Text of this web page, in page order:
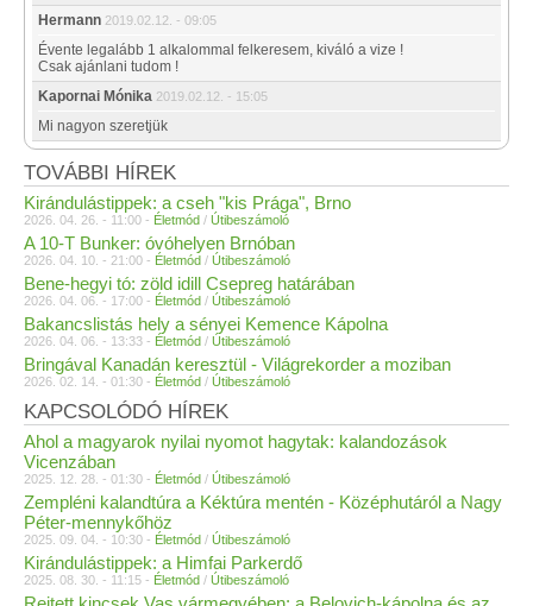
Hermann 2019.02.12. - 09:05
Évente legalább 1 alkalommal felkeresem, kiváló a vize !
Csak ajánlani tudom !
Kapornai Mónika 2019.02.12. - 15:05
Mi nagyon szeretjük
TOVÁBBI HÍREK
Kirándulástippek: a cseh "kis Prága", Brno
2026. 04. 26. - 11:00 - Életmód / Útibeszámoló
A 10-T Bunker: óvóhelyen Brnóban
2026. 04. 10. - 21:00 - Életmód / Útibeszámoló
Bene-hegyi tó: zöld idill Csepreg határában
2026. 04. 06. - 17:00 - Életmód / Útibeszámoló
Bakancslistás hely a sényei Kemence Kápolna
2026. 04. 06. - 13:33 - Életmód / Útibeszámoló
Bringával Kanadán keresztül - Világrekorder a moziban
2026. 02. 14. - 01:30 - Életmód / Útibeszámoló
KAPCSOLÓDÓ HÍREK
Ahol a magyarok nyilai nyomot hagytak: kalandozások
Vicenzában
2025. 12. 28. - 01:30 - Életmód / Útibeszámoló
Zempléni kalandtúra a Kéktúra mentén - Középhutáról a Nagy
Péter-mennykőhöz
2025. 09. 04. - 10:30 - Életmód / Útibeszámoló
Kirándulástippek: a Himfai Parkerdő
2025. 08. 30. - 11:15 - Életmód / Útibeszámoló